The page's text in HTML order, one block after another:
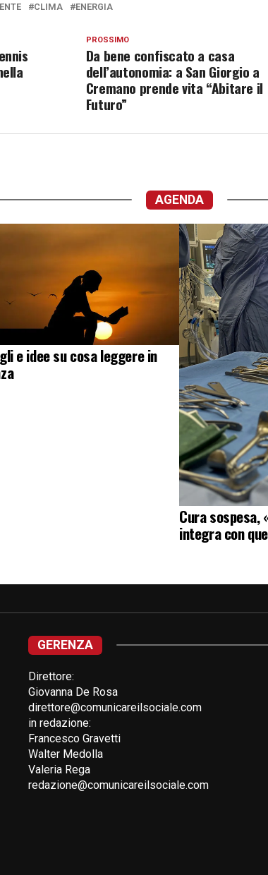
CLIMA ENERGIA
PROSSIMO
Da bene confiscato a casa
dell’autonomia: a San Giorgio a
Cremano prende vita “Abitare il
Futuro”
AGENDA
e idee su cosa leggere in
Cura sospesa,
integra con
GERENZA
Direttore:
Giovanna De Rosa
direttore@comunicareilsociale.com
in redazione:
Francesco Gravetti
Walter Medolla
Valeria Rega
redazione@comunicareilsociale.com